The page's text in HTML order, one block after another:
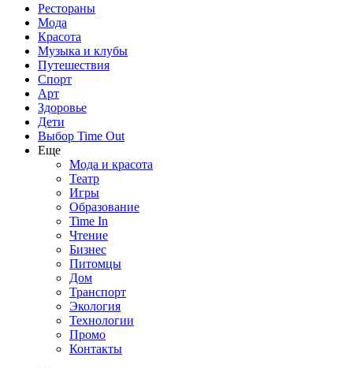
Рестораны
Мода
Красота
Музыка и клубы
Путешествия
Спорт
Арт
Здоровье
Дети
Выбор Time Out
Еще
Мода и красота
Театр
Игры
Образование
Time In
Чтение
Бизнес
Питомцы
Дом
Транспорт
Экология
Технологии
Промо
Контакты